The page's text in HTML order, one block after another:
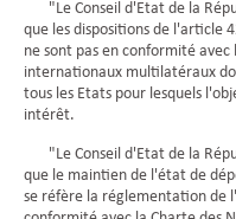
"Le Conseil d'Etat de la
que les dispositions de l'article
ne sont pas en conformité
internationaux multilatéraux
tous les Etats pour lesquels
intérêt.
"Le Conseil d'Etat de la
que le maintien de l'état de
se réfère la réglementation de